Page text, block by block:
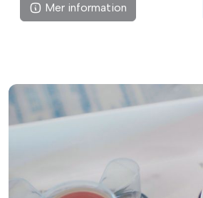
Mer information